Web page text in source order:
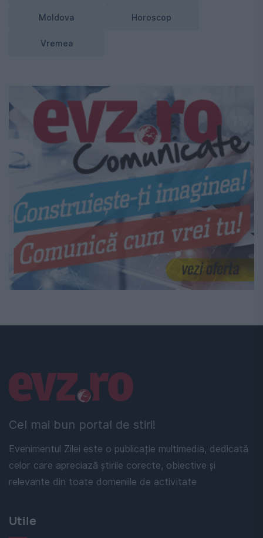
Moldova Horoscop
Vremea
Cel mai bun portal de stiri!
Evenimentul Zilei este o publicație multimedia, dedicată
celor care apreciază știrile corecte, obiective și
relevante din toate domeniile de activitate
Linkuri utile
Utile